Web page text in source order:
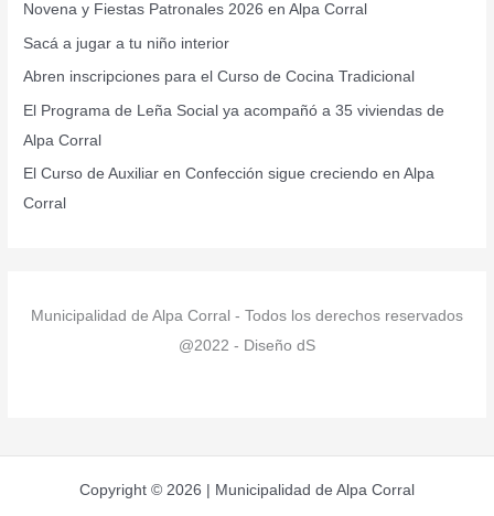
p
o
r
:
Novena y Fiestas Patronales 2026 en Alpa Corral
Sacá a jugar a tu niño interior
Abren inscripciones para el Curso de Cocina Tradicional
El Programa de Leña Social ya acompañó a 35 viviendas de
Alpa Corral
El Curso de Auxiliar en Confección sigue creciendo en Alpa
Corral
Municipalidad de Alpa Corral - Todos los derechos reservados
@2022 - Diseño dS
Copyright © 2026 | Municipalidad de Alpa Corral